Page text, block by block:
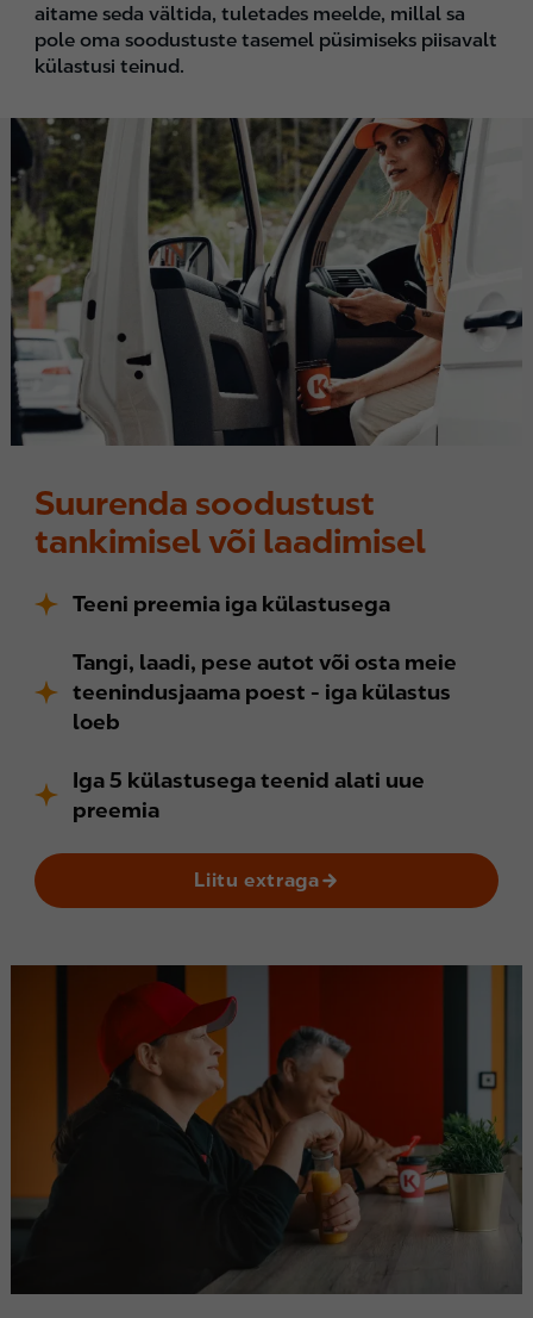
aitame seda vältida, tuletades meelde, millal sa
pole oma soodustuste tasemel püsimiseks piisavalt
külastusi teinud.
Suurenda soodustust
tankimisel või laadimisel
Teeni preemia iga külastusega
Tangi, laadi, pese autot või osta meie
teenindusjaama poest - iga külastus
loeb
Iga 5 külastusega teenid alati uue
preemia
Liitu extraga